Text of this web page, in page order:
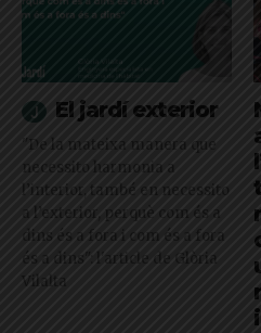
El jardí exterior
"De la mateixa manera que
necessito harmonia a
l’interior, també en necessito
a l’exterior, perquè com és a
dins és a fora i com és a fora
és a dins": l'article de Glòria
Vilalta